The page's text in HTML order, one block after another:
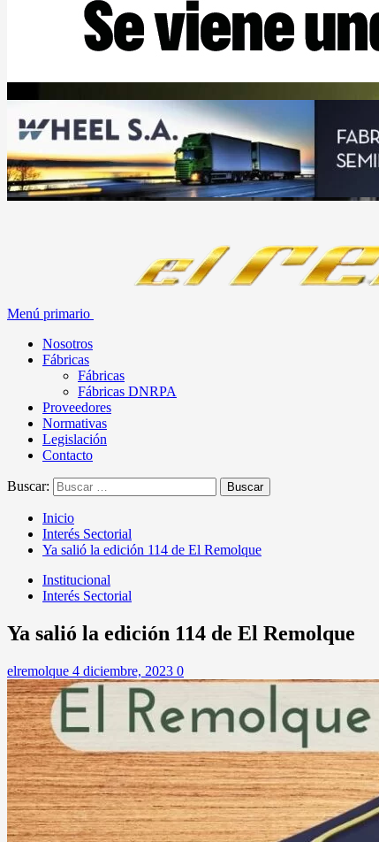
Menú primario
Nosotros
Fábricas
Fábricas
Fábricas DNRPA
Proveedores
Normativas
Legislación
Contacto
Buscar:
Inicio
Interés Sectorial
Ya salió la edición 114 de El Remolque
Institucional
Interés Sectorial
Ya salió la edición 114 de El Remolque
elremolque 4 diciembre, 2023 0